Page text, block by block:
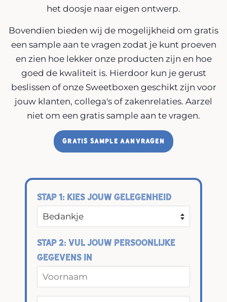
het doosje naar eigen ontwerp.
Bovendien bieden wij de mogelijkheid om gratis
een sample aan te vragen zodat je kunt proeven
en zien hoe lekker onze producten zijn en hoe
goed de kwaliteit is. Hierdoor kun je gerust
beslissen of onze Sweetboxen geschikt zijn voor
jouw klanten, collega's of zakenrelaties. Aarzel
niet om een gratis sample aan te vragen.
Stap 1: Kies jouw gelegenheid
Stap 2: Vul jouw persoonlijke
gegevens in